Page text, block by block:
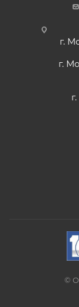
г.
г.
©